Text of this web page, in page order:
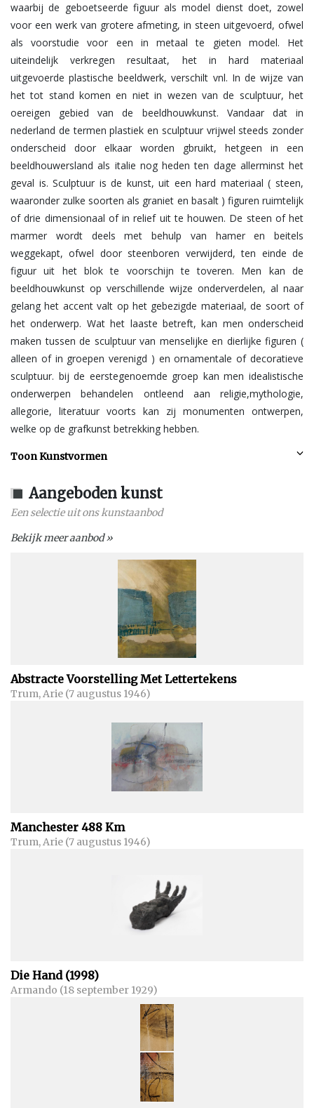
Toon Kunstvormen
waarbij de geboetseerde figuur als model dienst doet, zowel
voor een werk van grotere afmeting, in steen uitgevoerd, ofwel
als voorstudie voor een in metaal te gieten model. Het
uiteindelijk verkregen resultaat, het in hard materiaal
uitgevoerde plastische beeldwerk, verschilt vnl. In de wijze van
het tot stand komen en niet in wezen van de sculptuur, het
oereigen gebied van de beeldhouwkunst. Vandaar dat in
nederland de termen plastiek en sculptuur vrijwel steeds zonder
onderscheid door elkaar worden gbruikt, hetgeen in een
beeldhouwersland als italie nog heden ten dage allerminst het
geval is. Sculptuur is de kunst, uit een hard materiaal ( steen,
waaronder zulke soorten als graniet en basalt ) figuren ruimtelijk
of drie dimensionaal of in relief uit te houwen. De steen of het
marmer wordt deels met behulp van hamer en beitels
weggekapt, ofwel door steenboren verwijderd, ten einde de
figuur uit het blok te voorschijn te toveren. Men kan de
beeldhouwkunst op verschillende wijze onderverdelen, al naar
gelang het accent valt op het gebezigde materiaal, de soort of
het onderwerp. Wat het laaste betreft, kan men onderscheid
maken tussen de sculptuur van menselijke en dierlijke figuren (
alleen of in groepen verenigd ) en ornamentale of decoratieve
sculptuur. bij de eerstegenoemde groep kan men idealistische
onderwerpen behandelen ontleend aan religie,mythologie,
allegorie, literatuur voorts kan zij monumenten ontwerpen,
welke op de grafkunst betrekking hebben.
Aangeboden kunst
Een selectie uit ons kunstaanbod
Bekijk meer aanbod »
Abstracte Voorstelling Met Lettertekens
Trum, Arie (7 augustus 1946)
Manchester 488 Km
Trum, Arie (7 augustus 1946)
Die Hand (1998)
Armando (18 september 1929)